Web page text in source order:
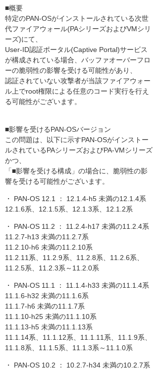
■概要
特定のPAN-OSがインストールされている次世
代ファイアウォール(PAシリーズおよびVMシリ
ーズ)にて、
User-ID認証ポータル(Captive Portal)サービス
が構成されている場合、バッファオーバーフロ
ーの脆弱性の影響を受ける可能性があり、
認証されていない攻撃者が当該ファイアウォー
ル上でroot権限による任意のコード実行を行え
る可能性がございます。
■影響を受けるPAN-OSバージョン
この問題は、以下に示すPAN-OSがインストー
ルされているPAシリーズおよびPA-VMシリーズ
かつ、
「■影響を受ける構成」の場合に、脆弱性の影
響を受ける可能性がございます。
・ PAN-OS 12.1 ： 12.1.4-h5 未満の12.1.4系
12.1.6系、12.1.5系、12.1.3系、12.1.2系
・ PAN-OS 11.2 ： 11.2.4-h17 未満の11.2.4系
11.2.7-h13 未満の11.2.7系
11.2.10-h6 未満の11.2.10系
11.2.11系、11.2.9系、11.2.8系、11.2.6系、
11.2.5系、11.2.3系～11.2.0系
・ PAN-OS 11.1 ： 11.1.4-h33 未満の11.1.4系
11.1.6-h32 未満の11.1.6系
11.1.7-h6 未満の11.1.7系
11.1.10-h25 未満の11.1.10系
11.1.13-h5 未満の11.1.13系
11.1.14系、11.1.12系、11.1.11系、11.1.9系、
11.1.8系、11.1.5系、11.1.3系～11.1.0系
・ PAN-OS 10.2 ： 10.2.7-h34 未満の10.2.7系